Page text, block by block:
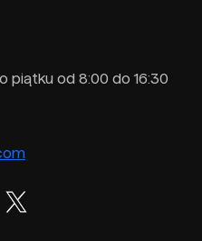
piątku od 8:00 do 16:30